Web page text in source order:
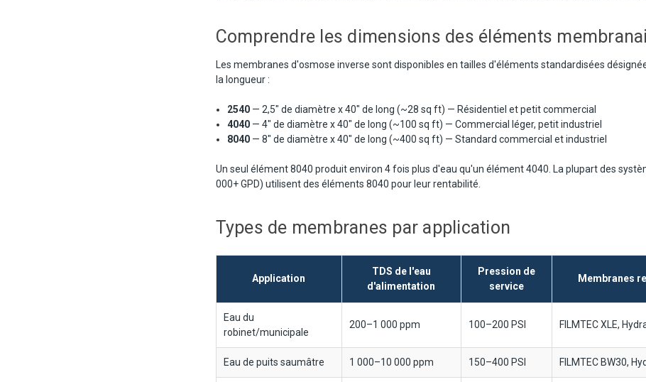
Comprendre les dimensions des éléments
Les membranes d'osmose inverse sont disponibles en tailles d'éléments standardisées
la longueur :
2540— 2,5" de diamètre x 40" de long (~28 sq ft) — Résidentiel et petit commercial
4040— 4" de diamètre x 40" de long (~100 sq ft) — Commercial léger, petit industriel
8040— 8" de diamètre x 40" de long (~400 sq ft) — Standard commercial et industriel
Un seul élément 8040 produit environ 4 fois plus d'eau qu'un élément 4040. La plupart des
000+ GPD) utilisent des éléments 8040 pour leur rentabilité.
Types de membranes par application
Application
TDS de l'eau
d'alimentation
Pression de
service
Membranes
Eau du
robinet/municipale
200–1 000 ppm 100–200 PSI FILMTEC XLE,
Eau de puits saumâtre 1 000–10 000 ppm 150–400 PSI FILMTEC BW30,